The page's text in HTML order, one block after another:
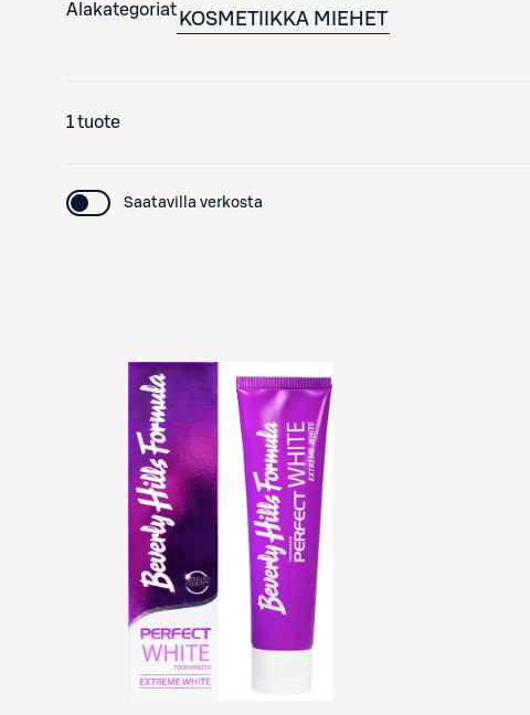
Alakategoriat KOSMETIIKKA MIEHET
1 tuote
Saatavilla verkosta